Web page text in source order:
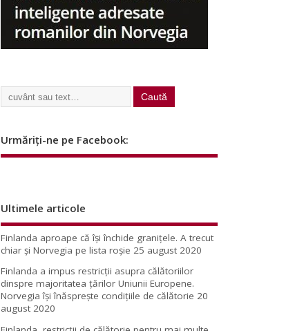
Urmăriți-ne pe Facebook:
Ultimele articole
Finlanda aproape că își închide granițele. A trecut
chiar și Norvegia pe lista roșie 25 august 2020
Finlanda a impus restricţii asupra călătoriilor
dinspre majoritatea ţărilor Uniunii Europene.
Norvegia își înăsprește condițiile de călătorie 20
august 2020